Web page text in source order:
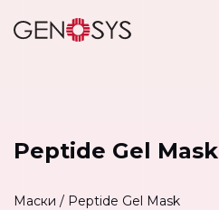
Peptide Gel Mask
Маски / Peptide Gel Mask